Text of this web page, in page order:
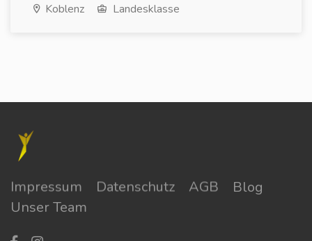
Koblenz Landesklasse
Impressum Datenschutz AGB
Blog
Unser Team